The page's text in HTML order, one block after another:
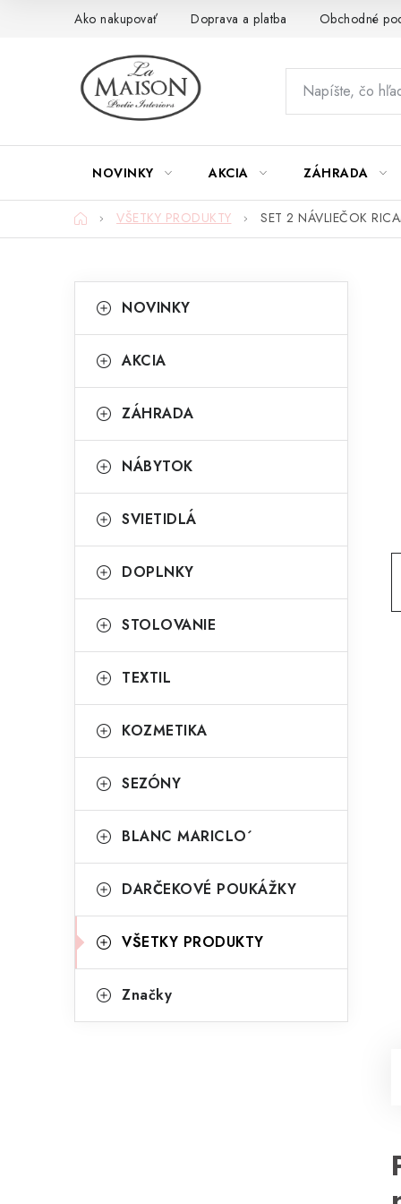
Ako nakupovať Doprava a platba Obchodné
NOVINKY AKCIA ZÁHRADA
DomovVŠETKY PRODUKTY SET 2 NÁVLIEČOK
o
n
ý
a
n
l
kategórie
a
e
ó
i
NOVINKY
AKCIA
ZÁHRADA
NÁBYTOK
SVIETIDLÁ
DOPLNKY
STOLOVANIE
TEXTIL
KOZMETIKA
SEZÓNY
BLANC MARICLO´
DARČEKOVÉ POUKÁŽKY
VŠETKY PRODUKTY
Značky